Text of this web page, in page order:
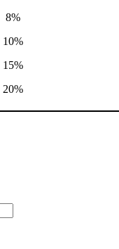
8%
10%
15%
20%